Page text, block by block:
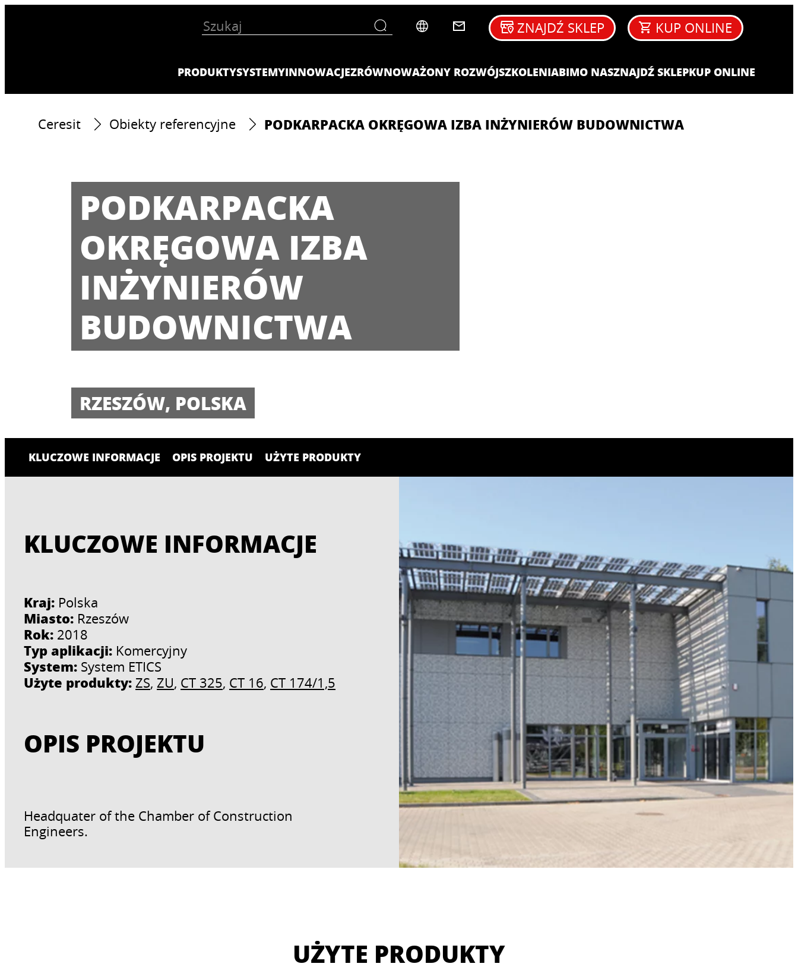
ZNAJDŹ SKLEP KUP ONLINE
PRODUKTYSYSTEMYINNOWACJEZRÓWNOWAŻONY ROZWÓJSZKOLENIA​BIMO NASZNAJDŹ SKLEPKUP ONLINE
Ceresit Obiekty referencyjne PODKARPACKA OKRĘGOWA IZBA INŻYNIERÓW BUDOWNICTWA
PODKARPACKA
OKRĘGOWA IZBA
INŻYNIERÓW
BUDOWNICTWA
RZESZÓW, POLSKA
KLUCZOWE INFORMACJE OPIS PROJEKTU UŻYTE PRODUKTY
KLUCZOWE INFORMACJE
Kraj: Polska
Miasto: Rzeszów
Rok: 2018
Typ aplikacji: Komercyjny
System: System ETICS
Użyte produkty: ZS,ZU, CT 325, CT 16, CT 174/1,5
OPIS PROJEKTU
Headquater of the Chamber of Construction
Engineers.
UŻYTE PRODUKTY